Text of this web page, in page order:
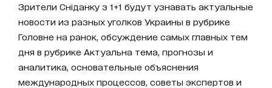
Зрители Сніданку з 1+1 будут узнавать актуальные
новости из разных уголков Украины в рубрике
Головне на ранок, обсуждение самых главных тем
дня в рубрике Актуальна тема, прогнозы и
аналитика, основательные объяснения
международных процессов, советы экспертов и